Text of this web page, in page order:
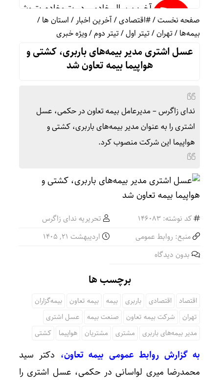
آخرین سال خادمی در پتروخادم پتروشیمی
ثبت رکورد جهانی جابه‌جایی زائران در مرز
رئیس ستاد مرکزی اربعین: سهم مهران از تردد زائر
همکاری تهران و بغداد برای خدمت به
فرمانده قرارگاه اربعین: ۲.۸ میلیون زائر به کشور بازگشتند
پورجمشیدیان: راهپیمایی اربعین
صفحه نخست/#اقتصادی/آخرین اخبار/استان ها/
بیمه‌ها/تهران/تیتر اول/تیتر دوم/ویژه خبری
عسل اشتری مدیر بیمه‌های باربری، کشتی و
هواپیما بیمه تعاون شد
ندای زاگرس – مدیرعامل بیمه تعاون در حکمی، عسل
اشتری را به عنوان مدیر بیمه‌های باربری، کشتی و
هواپیما این شرکت منصوب کرد.
کد نوشته: 146083
تحریریه ندای زاگرس
منبع: روابط عمومی
اردیبهشت ۲۱, ۱۴۰۵
بدون دیدگاه
برچسب ها
اقتصاد اقتصادی باربری بیمه بیمه تعاون
بیمه‌گزاران
تهران
شرکت بیمه تعاون صنعت بیمه
عسل اشتری
مدیر بیمه‌های باربری
مشتری مشتریان هواپیما کشتی
به گزارش روابط عمومی بیمه تعاون، دکتر سید
محمدرضا میری لواسانی در حکمی، عسل اشتری را